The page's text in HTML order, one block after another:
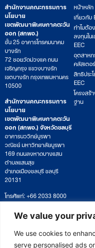
We value your
We use cookies to
serve personalised ads
สำนักงานคณะกรรมการ
นโยบาย
เขตพัฒนาพิเศษภาคตะวัน
ออก (สกพอ.)
ชั้น 25 อาคารโทรคมนาคม
บางรัก
72 ซอยวัดม่วงแค ถนน
เจริญกรุง แขวงบางรัก
เขตบางรัก กรุงเทพมหานคร
10500
สำนักงานคณะกรรมการ
นโยบาย
เขตพัฒนาพิเศษภาคตะวัน
ออก (สกพอ.) จังหวัดชลบุรี
อาคารนววิทย์บูรพา
วณิชย์ มหาวิทยาลัยบูรพา
169 ถนนลงหาดบางแสน
ตำบลแสนสุข
อำเภอเมืองชลบุรี ชลบุรี
20131
โทรศัพท์: +66 2033 8000
เวลาทำการ: จันทร์ – ศุกร์
09:00 – 17:00 น.
ติดตามหนังสือหรือยื่นเอกสาร
saraban@eeco.or.th
หน้าหลัก
เกี่ยวกับ
ทำไมต้อง
ลงทุนใน
EEC
อุตสาห
คลัสเตอร์
สิทธิประ
EEC
โครงสร้
ฐาน